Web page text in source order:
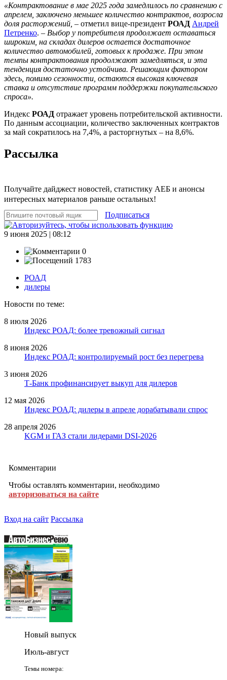
«Контрактование в мае 2025 года замедлилось по сравнению с
апрелем, заключено меньшее количество контрактов, возросла
доля расторжений, – отметил вице-президент РОАД Андрей
Петренко. – Выбор у потребителя продолжает оставаться
широким, на складах дилеров остается достаточное
количество автомобилей, готовых к продаже. При этом
темпы контрактования продолжают замедляться, и эта
тенденция достаточно устойчива. Решающим фактором
здесь, помимо сезонности, остаются высокая ключевая
ставка и отсутствие программ поддержки покупательского
спроса».
Индекс РОАД отражает уровень потребительской активности.
По данным ассоциации, количество заключенных контрактов
за май сократилось на 7,4%, а расторгнутых – на 8,6%.
Рассылка
Получайте дайджест новостей, статистику АЕБ и анонсы
интересных материалов раньше остальных!
Подписаться
9 июня 2025 | 08:12
0
1783
РОАД
дилеры
Новости по теме:
8 июля 2026
Индекс РОАД: более тревожный сигнал
8 июня 2026
Индекс РОАД: контролируемый рост без перегрева
3 июня 2026
Т-Банк профинансирует выкуп для дилеров
12 мая 2026
Индекс РОАД: дилеры в апреле дорабатывали спрос
28 апреля 2026
KGM и ГАЗ стали лидерами DSI-2026
Комментарии
Чтобы оставлять комментарии, необходимо
авторизоваться на сайте
Вход на сайт Рассылка
Новый выпуск
Июль-август
Темы номера: